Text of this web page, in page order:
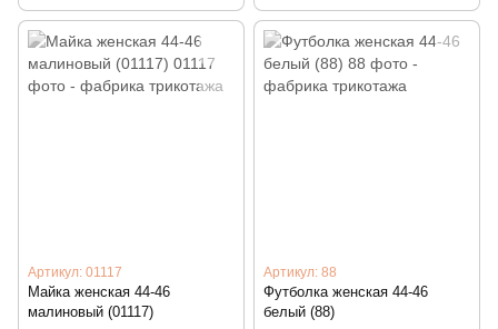
Артикул: 01117
Майка женская 44-46
малиновый (01117)
Артикул: 88
Футболка женская 44-46
белый (88)